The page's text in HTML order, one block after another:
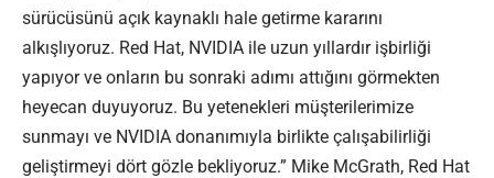
sürücüsünü açık kaynaklı hale getirme kararını
alkışlıyoruz. Red Hat, NVIDIA ile uzun yıllardır işbirliği
yapıyor ve onların bu sonraki adımı attığını görmekten
heyecan duyuyoruz. Bu yetenekleri müşterilerimize
sunmayı ve NVIDIA donanımıyla birlikte çalışabilirliği
geliştirmeyi dört gözle bekliyoruz.” Mike McGrath, Red Hat